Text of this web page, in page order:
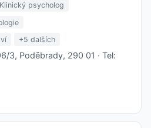
Klinický psycholog
+5 dalších
3, Poděbrady, 290 01 · Tel: